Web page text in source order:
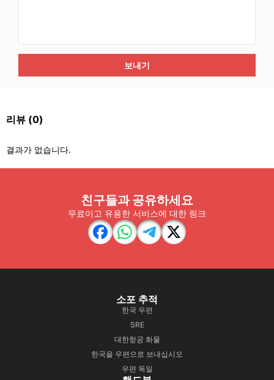
보내기
리뷰 (0)
결과가 없습니다.
친구들과 공유하세요
무료이고 유용한 서비스에 대한 링크
소포 추적
한국 우편
SRE
대한항공 화물
한국을 우편으로 보내십시오
우편 독일